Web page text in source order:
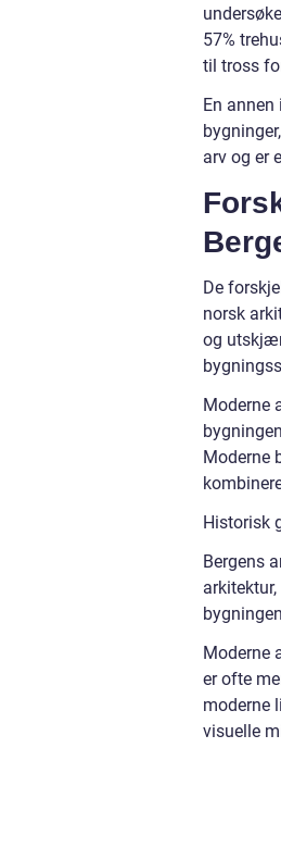
57%
til tross
En
arv og er
De
norsk
og
Moderne
Moderne
Historisk
Bergens
Moderne
er ofte
moderne
visuelle